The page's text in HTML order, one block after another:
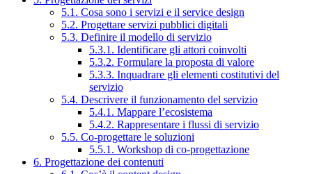
5.1. Cosa sono i servizi e il service design
5.2. Progettare servizi pubblici digitali
5.3. Definire il modello di servizio
5.3.1. Identificare gli attori coinvolti
5.3.2. Formulare la proposta di valore
5.3.3. Inquadrare gli elementi costitutivi del
servizio
5.4. Descrivere il funzionamento del servizio
5.4.1. Mappare l’ecosistema
5.4.2. Rappresentare i flussi di servizio
5.5. Co-progettare le soluzioni
5.5.1. Workshop di co-progettazione
6. Progettazione dei contenuti